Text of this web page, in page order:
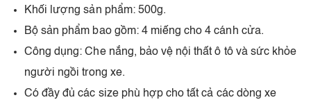
Khối lượng sản phẩm: 500g.
Bộ sản phẩm bao gồm: 4 miếng cho 4 cánh cửa.
Công dụng: Che nắng, bảo vệ nội thất ô tô và sức khỏe
người ngồi trong xe.
Có đầy đủ các size phù hợp cho tất cả các dòng xe